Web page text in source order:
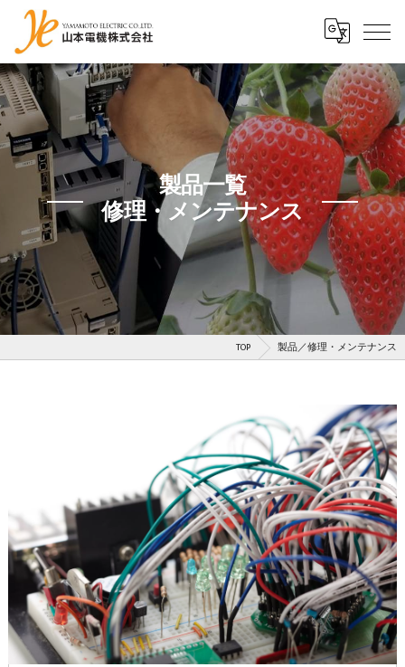
製品一覧
修理・メンテナンス
TOP 製品／修理・メンテナンス